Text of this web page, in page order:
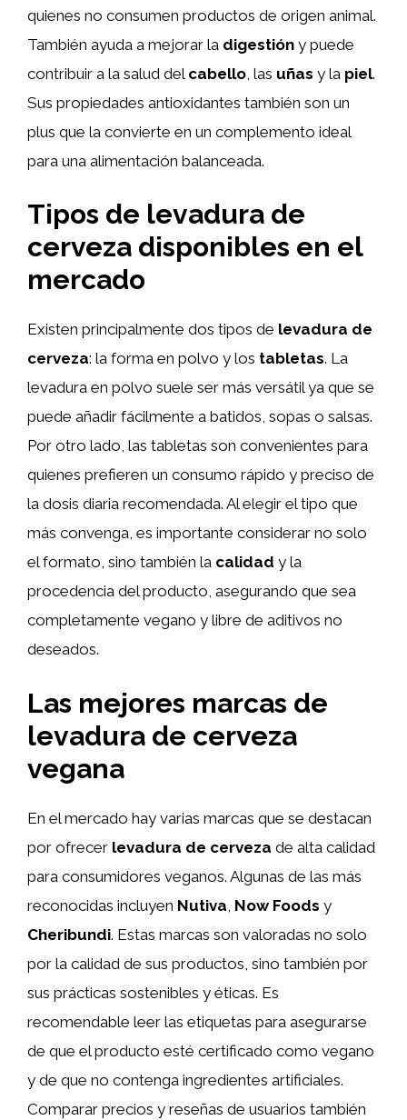
quienes no consumen productos de origen animal.
También ayuda a mejorar la digestión y puede
contribuir a la salud del cabello , las uñas y la piel.
Sus propiedades antioxidantes también son un
plus que la convierte en un complemento ideal
para una alimentación balanceada.
Tipos de levadura de
cerveza disponibles en el
mercado
Existen principalmente dos tipos de levadura de
cerveza: la forma en polvo y los tabletas. La
levadura en polvo suele ser más versátil ya que se
puede añadir fácilmente a batidos, sopas o salsas.
Por otro lado, las tabletas son convenientes para
quienes prefieren un consumo rápido y preciso de
la dosis diaria recomendada. Al elegir el tipo que
más convenga, es importante considerar no solo
el formato, sino también la calidad y la
procedencia del producto, asegurando que sea
completamente vegano y libre de aditivos no
deseados.
Las mejores marcas de
levadura de cerveza
vegana
En el mercado hay varias marcas que se destacan
por ofrecer levadura de cerveza de alta calidad
para consumidores veganos. Algunas de las más
reconocidas incluyen Nutiva Now Foods y
Cheribundi. Estas marcas son valoradas no solo
por la calidad de sus productos, sino también por
sus prácticas sostenibles y éticas. Es
recomendable leer las etiquetas para asegurarse
de que el producto esté certificado como vegano
y de que no contenga ingredientes artificiales.
Comparar precios y reseñas de usuarios también